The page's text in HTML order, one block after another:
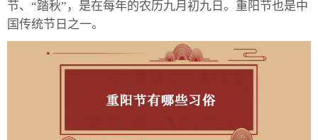
节、“踏秋”，是在每年的农历九月初九日。重阳节也是中
国传统节日之一。